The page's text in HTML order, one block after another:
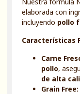
elaborada con
incluyendo pollo
Características
Carne
pollo,
de alta
Grain Free: